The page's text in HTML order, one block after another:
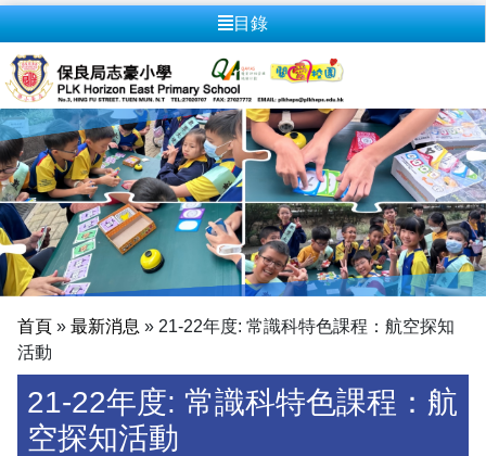
目錄
首頁 » 最新消息 » 21-22年度: 常識科特色課程：航空探知
活動
21-22年度: 常識科特色課程：航
空探知活動